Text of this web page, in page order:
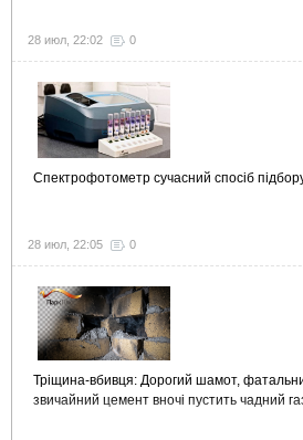
28 июл, 22:02 0
Спектрофотометр сучасний спосіб
28 июл, 22:05 0
Тріщина-вбивця: Дорогий шамот,
звичайний цемент вночі пустить чадний